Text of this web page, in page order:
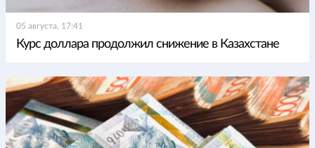
05 августа, 17:41
Курс доллара продолжил снижение в Казахстане